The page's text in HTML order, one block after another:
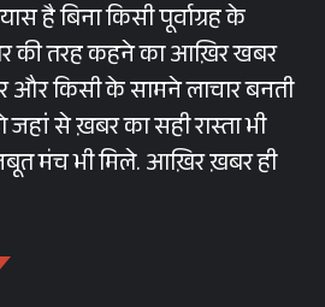
है बिना किसी पूर्वाग्रह के
की तरह कहने का आख़िर खबर
किसी के सामने लाचार बनती
जहां से ख़बर का सही रास्ता भी
मंच भी मिले. आख़िर ख़बर ही